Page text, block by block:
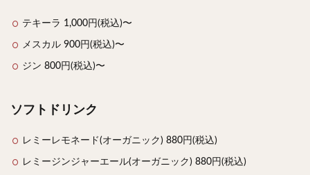
テキーラ 1,000円(税込)〜
メスカル 900円(税込)〜
ジン 800円(税込)〜
ソフトドリンク
レミーレモネード(オーガニック) 880円(税込)
レミージンジャーエール(オーガニック) 880円(税込)